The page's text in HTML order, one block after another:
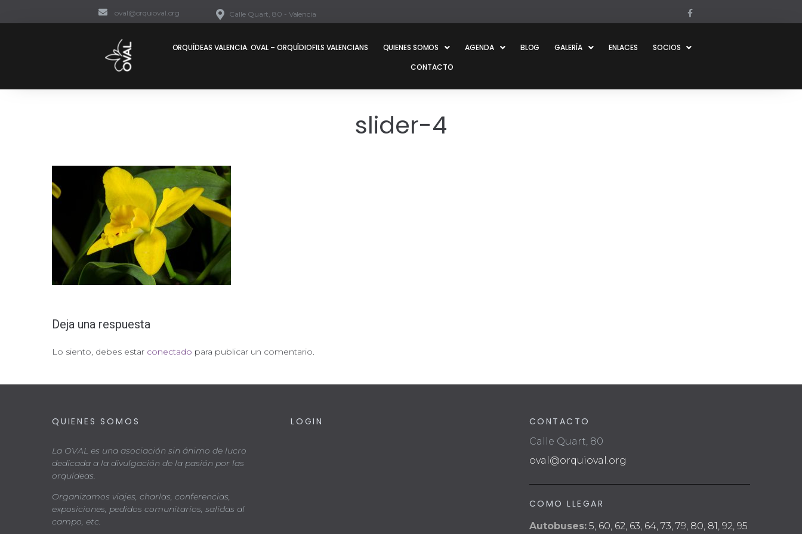
oval@orquioval.org Calle Quart, 80 - Valencia
ORQUÍDEAS VALENCIA. OVAL – ORQUÍDIOFILS VALENCIANS QUIENES SOMOS AGENDA BLOG GALERÍA ENLACES
SOCIOS
CONTACTO
slider-4
Deja una respuesta
Lo siento, debes estar conectado para publicar un comentario.
QUIENES SOMOS
La OVAL es una asociación sin ánimo de lucro
dedicada a la divulgación de la pasión por las
orquídeas.
Organizamos viajes, charlas, conferencias,
exposiciones, pedidos comunitarios, salidas al
campo, etc.
LOGIN CONTACTO
Calle Quart, 80
oval@orquioval.org
COMO LLEGAR
Autobuses: 5, 60, 62, 63, 64, 73, 79, 80, 81, 92, 95